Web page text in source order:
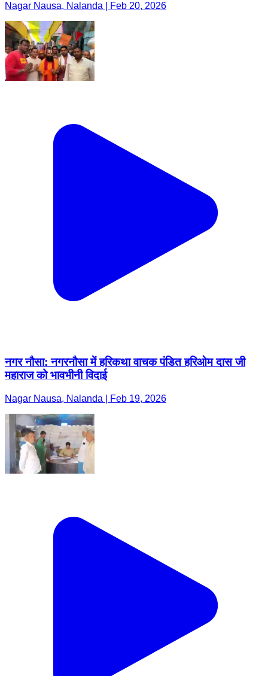
Nagar Nausa, Nalanda | Feb 20, 2026
नगर नौसा: नगरनौसा में हरिकथा वाचक पंडित हरिओम दास जी
महाराज को भावभीनी विदाई
Nagar Nausa, Nalanda | Feb 19, 2026